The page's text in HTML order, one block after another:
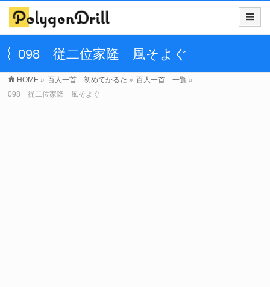
098 従二位家隆 風そよぐ
HOME » 百人一首 初めてかるた » 百人一首 一覧 »
098 従二位家隆 風そよぐ